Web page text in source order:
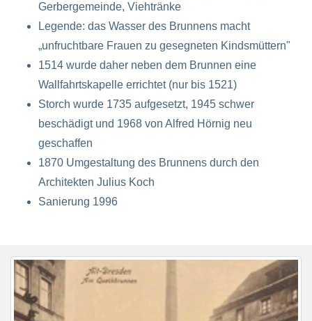
Gerbergemeinde, Viehtränke
Legende: das Wasser des Brunnens macht
„unfruchtbare Frauen zu gesegneten Kindsmüttern"
1514 wurde daher neben dem Brunnen eine
Wallfahrtskapelle errichtet (nur bis 1521)
Storch wurde 1735 aufgesetzt, 1945 schwer
beschädigt und 1968 von Alfred Hörnig neu
geschaffen
1870 Umgestaltung des Brunnens durch den
Architekten Julius Koch
Sanierung 1996